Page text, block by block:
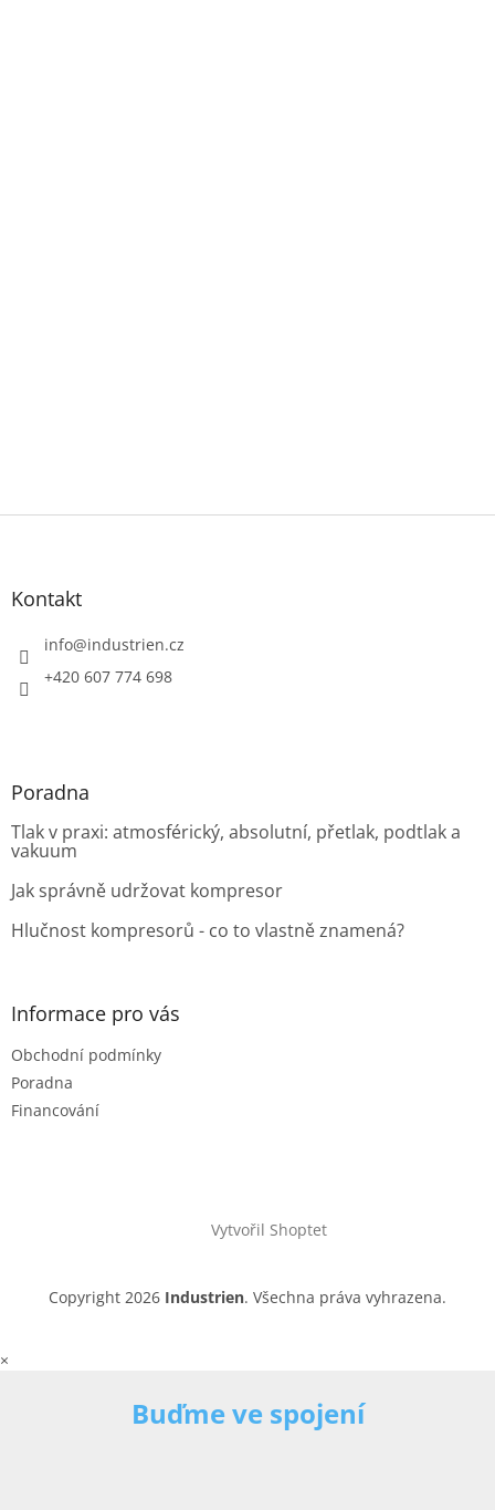
Z
Kontakt
info@industrien.cz
+420 607 774 698
Poradna
Tlak v praxi: atmosférický, absolutní, přetlak, podtlak a
vakuum
Jak správně udržovat kompresor
Hlučnost kompresorů - co to vlastně znamená?
Informace pro vás
Obchodní podmínky
Poradna
Financování
Vytvořil Shoptet
Copyright 2026 Industrien. Všechna práva vyhrazena.
×
Buďme ve spojení